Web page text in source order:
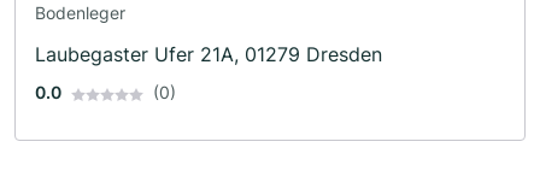
Bodenleger
Laubegaster Ufer 21A, 01279 Dresden
0.0 (0)